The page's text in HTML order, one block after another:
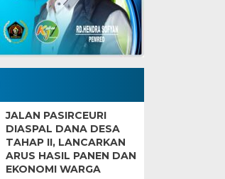
JALAN PASIRCEURI
DIASPAL DANA DESA
TAHAP II, LANCARKAN
ARUS HASIL PANEN DAN
EKONOMI WARGA